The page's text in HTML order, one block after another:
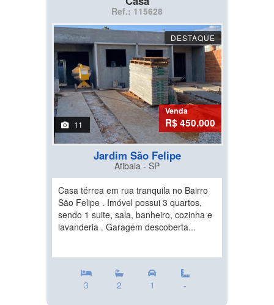
Ref.: 115628
DESTAQUE
11
Venda
R$ 450.000
Jardim São Felipe
Atibaia - SP
Casa térrea em rua tranquila no Bairro
São Felipe . Imóvel possui 3 quartos,
sendo 1 suite, sala, banheiro, cozinha e
lavanderia . Garagem descoberta...
3 2 1 -